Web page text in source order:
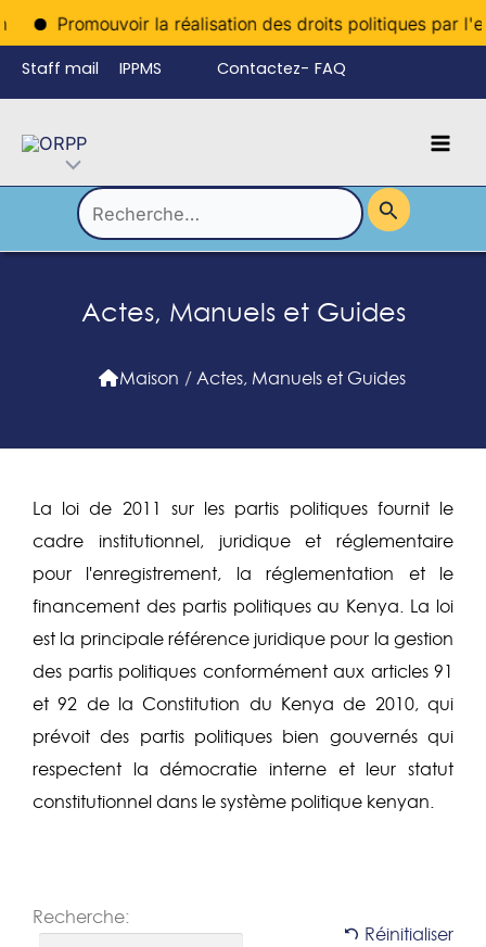
Promouvoir la réalisation des droits politiques par
Aller
au
contenu
Staff mail IPPMS Contactez- FAQ
LanguagePermutateur
Rechercher :
Actes, Manuels et Guides
Maison / Actes, Manuels et Guides
La loi de 2011 sur les partis politiques fournit le
cadre institutionnel, juridique et réglementaire
pour l'enregistrement, la réglementation et le
financement des partis politiques au Kenya. La loi
est la principale référence juridique pour la gestion
des partis politiques conformément aux articles 91
et 92 de la Constitution du Kenya de 2010, qui
prévoit des partis politiques bien gouvernés qui
respectent la démocratie interne et leur statut
constitutionnel dans le système politique kenyan.
Recherche:
Réinitialiser